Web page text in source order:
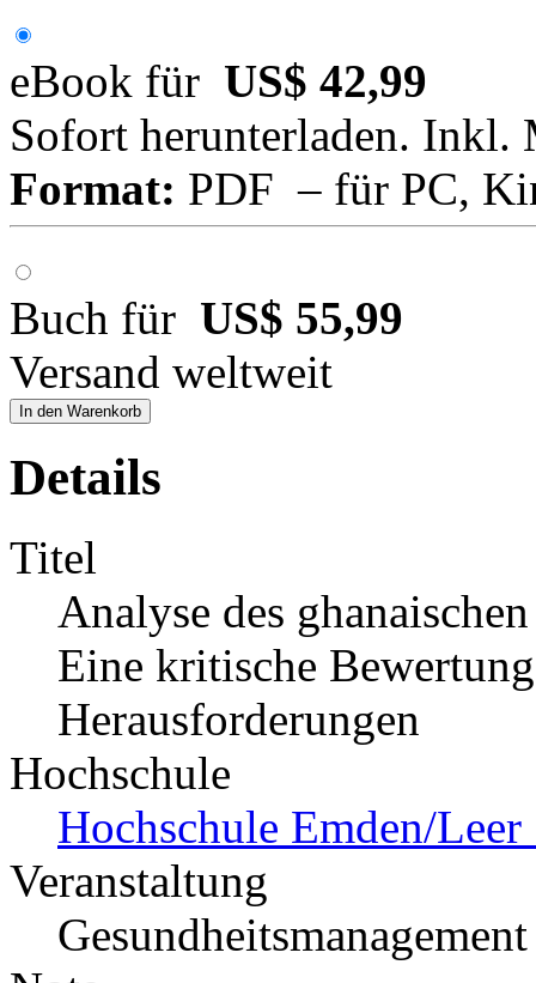
eBook für US$ 42,99
Sofort herunterladen. Inkl.
Format: PDF – für PC,
Buch für US$ 55,99
Versand weltweit
In den Warenkorb
Details
Titel
Analyse des
Eine kritische
Herausforderungen
Hochschule
Hochschule Emden/
Veranstaltung
Gesundheitsmanagement